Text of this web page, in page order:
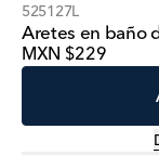
525127L
Aretes en baño
MXN $229